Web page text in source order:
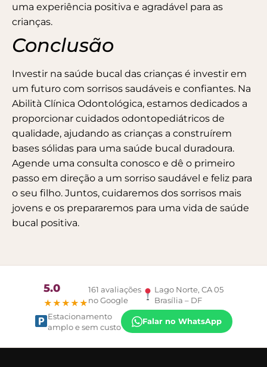
uma experiência positiva e agradável para as
crianças.
Conclusão
Investir na saúde bucal das crianças é investir em
um futuro com sorrisos saudáveis e confiantes. Na
Abilità Clínica Odontológica, estamos dedicados a
proporcionar cuidados odontopediátricos de
qualidade, ajudando as crianças a construírem
bases sólidas para uma saúde bucal duradoura.
Agende uma consulta conosco e dê o primeiro
passo em direção a um sorriso saudável e feliz para
o seu filho. Juntos, cuidaremos dos sorrisos mais
jovens e os prepararemos para uma vida de saúde
bucal positiva.
5.0
★★★★★
161 avaliações
no Google
Lago Norte, CA 05
Brasília – DF
Estacionamento
amplo e sem custo
Falar no WhatsApp